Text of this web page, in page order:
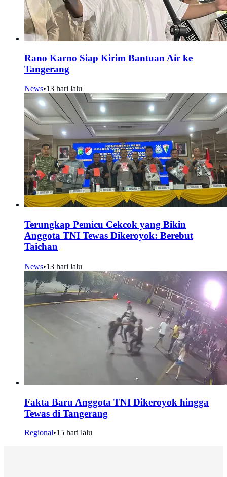
Rano Karno Siap Kirim Bantuan Air ke
Tangerang
News•13 hari lalu
Terungkap Pemicu Cekcok yang Bikin
Anggota TNI Tewas Dikeroyok: Berebut
Taichan
News•13 hari lalu
Fakta Baru Anggota TNI Dikeroyok hingga
Tewas di Tangerang
Regional•15 hari lalu